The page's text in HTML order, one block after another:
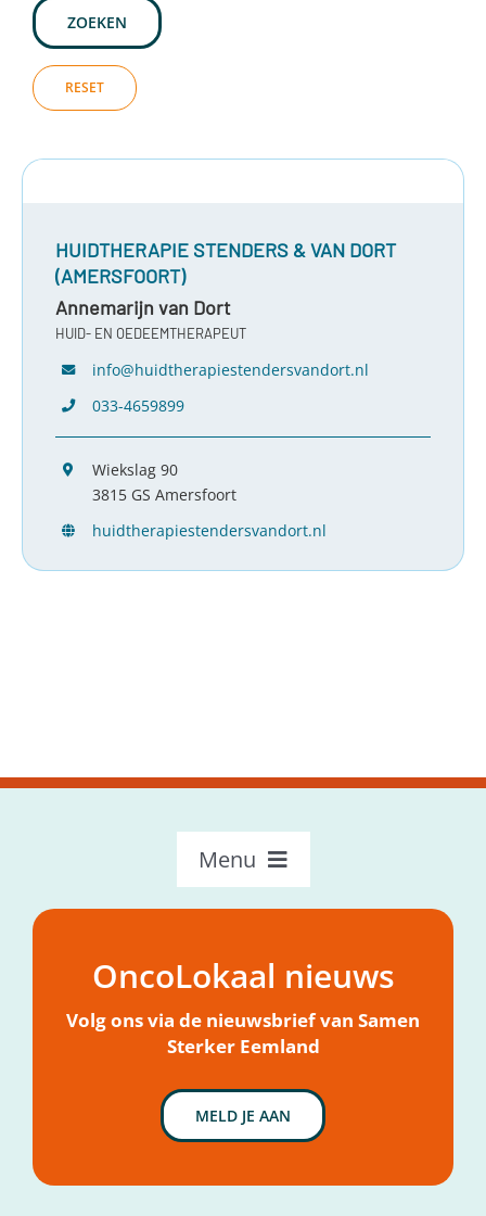
ZOEKEN
RESET
HUIDTHERAPIE STENDERS & VAN DORT
(AMERSFOORT)
Annemarijn van Dort
HUID- EN OEDEEMTHERAPEUT
info@huidtherapiestendersvandort.nl
033-4659899
Wiekslag 90
3815 GS Amersfoort
huidtherapiestendersvandort.nl
Menu
OncoLokaal – Home
Mijn hulpvraagOncoLokaal nieuws
Volg ons via de nieuwsbrief van Samen
Sterker Eemland
MELD JE AAN